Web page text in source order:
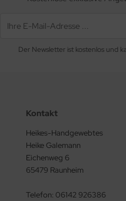
Der Newsletter ist kostenlos und
Kontakt
Heikes-Handgewebtes
Heike Galemann
Eichenweg 6
65479 Raunheim
Telefon: 06142 926386